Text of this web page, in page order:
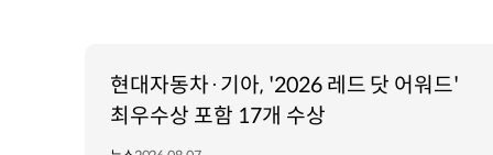
현대자동차·기아, '2026 레드 닷 어워드'
최우수상 포함 17개 수상